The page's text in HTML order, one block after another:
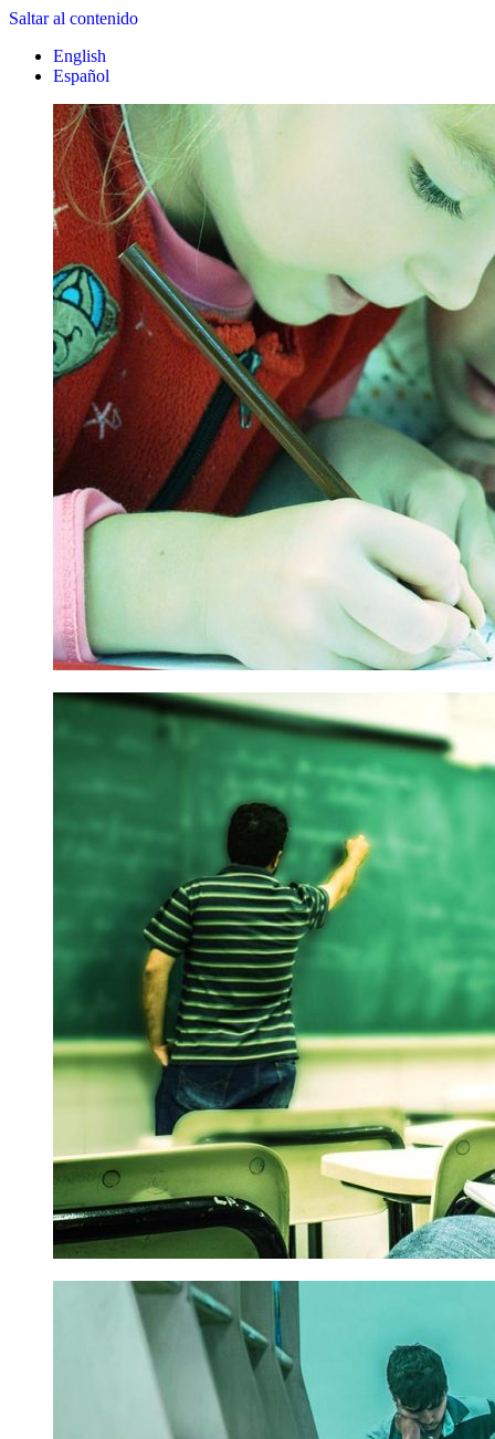
Saltar al contenido
English
Español